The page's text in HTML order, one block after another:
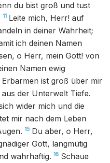
du bist groß und tust
11 Leite mich, Herr! auf
in deiner Wahrheit;
ich deinen Namen
o Herr, mein Gott! von
Namen ewig
Erbarmen ist groß über mir
der Unterwelt Tiefe.
wider mich und die
mir nach dem Leben
15 Du aber, o Herr,
Gott, langmütig
wahrhaftig. 16 Schaue